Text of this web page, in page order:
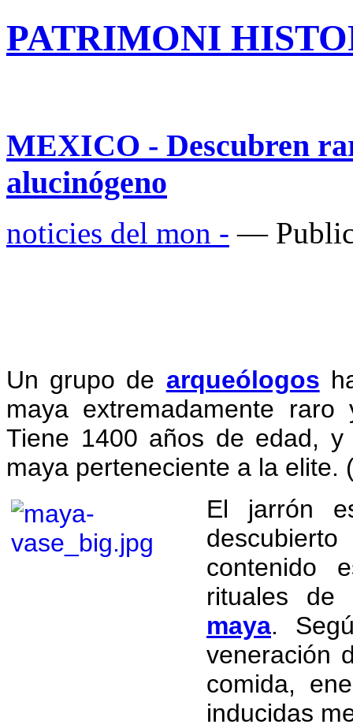
PATRIMONI
MEXICO - Descubren
alucinógeno
noticies del mon - —
Un grupo de arqueólogos
maya extremadamente
Tiene 1400 años de edad,
maya perteneciente a la elite.
El jarrón
contenido
rituales de
maya.
veneración
comida,
inducidas